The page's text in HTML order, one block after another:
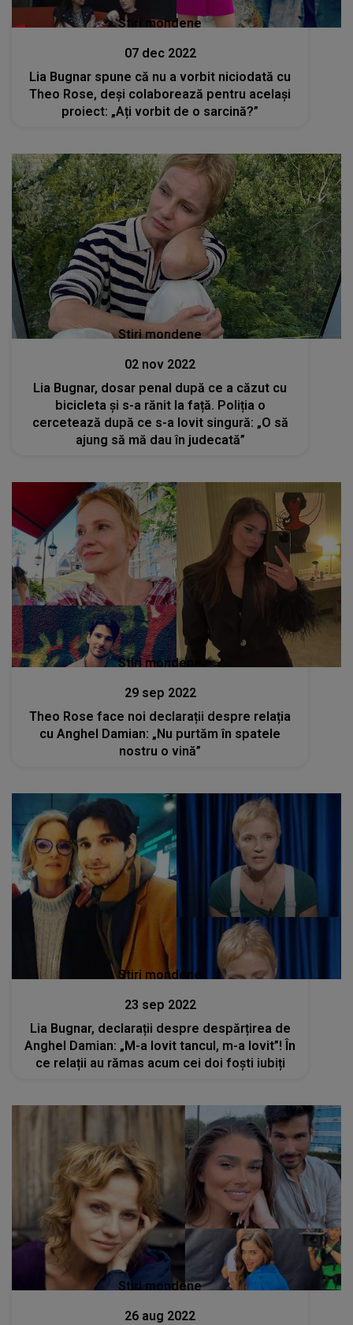
Stiri mondene
07 dec 2022
Lia Bugnar spune că nu a vorbit niciodată cu
Theo Rose, deși colaborează pentru același
proiect: „Ați vorbit de o sarcină?”
Stiri mondene
02 nov 2022
Lia Bugnar, dosar penal după ce a căzut cu
bicicleta și s-a rănit la față. Poliția o
cercetează după ce s-a lovit singură: „O să
ajung să mă dau în judecată”
Stiri mondene
29 sep 2022
Theo Rose face noi declarații despre relația
cu Anghel Damian: „Nu purtăm în spatele
nostru o vină”
Stiri mondene
23 sep 2022
Lia Bugnar, declarații despre despărțirea de
Anghel Damian: „M-a lovit tancul, m-a lovit”! În
ce relații au rămas acum cei doi foști iubiți
Stiri mondene
26 aug 2022